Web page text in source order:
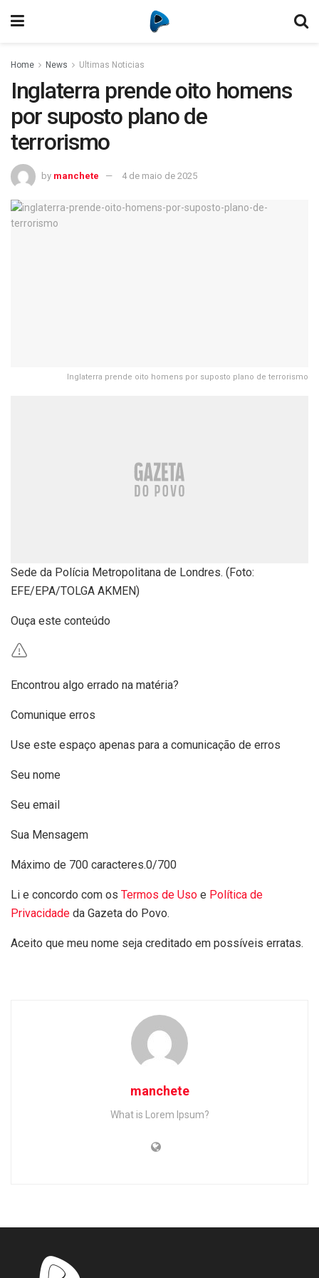
Home News Ultimas Noticias
Inglaterra prende oito homens
por suposto plano de
terrorismo
by manchete 4 de maio de 2025
Inglaterra prende oito homens por suposto plano de terrorismo
Sede da Polícia Metropolitana de Londres. (Foto:
EFE/EPA/TOLGA AKMEN)
Ouça este conteúdo
Encontrou algo errado na matéria?
Comunique erros
Use este espaço apenas para a comunicação de erros
Seu nome
Seu email
Sua Mensagem
Máximo de 700 caracteres.0/700
Li e concordo com os Termos de Uso e Política de
Privacidade da Gazeta do Povo.
Aceito que meu nome seja creditado em possíveis erratas.
manchete
What is Lorem Ipsum?